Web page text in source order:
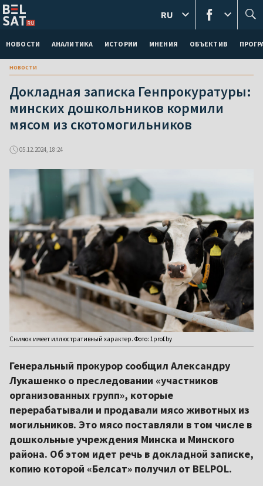
НОВОСТИ АНАЛИТИКА ИСТОРИИ МНЕНИЯ ОБЪЕКТИВ
RU
новости
Докладная записка Генпрокуратуры:
минских дошкольников кормили
мясом из скотомогильников
05.12.2024, 18:24
Снимок имеет иллюстративный характер. Фото: 1prof.by
Генеральный прокурор сообщил Александру
Лукашенко о преследовании «участников
организованных групп», которые
перерабатывали и продавали мясо животных из
могильников. Это мясо поставляли в том числе в
дошкольные учреждения Минска и Минского
района. Об этом идет речь в докладной записке,
копию которой «Белсат» получил от BELPOL.